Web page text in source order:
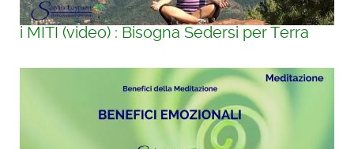
i MITI (video) : Bisogna Sedersi per Terra